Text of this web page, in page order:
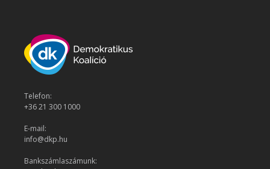
Telefon:
+36 21 300 1000
E-mail:
info@dkp.hu
Bankszámlaszámunk: